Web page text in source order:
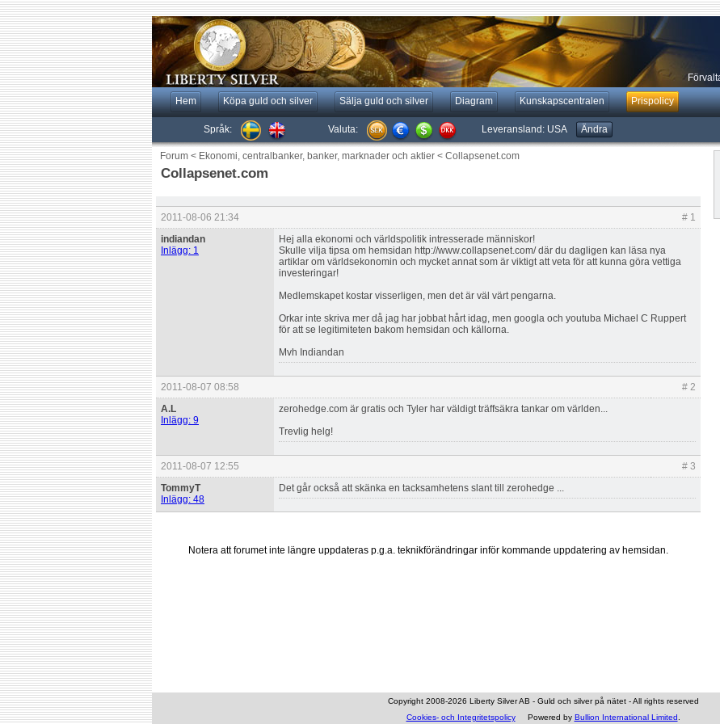
Hem Köpa guld och silver Sälja guld och silver Diagram Kunskapscentralen Prispolicy
Språk: Valuta: Leveransland: USA Ändra
Forum < Ekonomi, centralbanker, banker, marknader och aktier < Collapsenet.com
Collapsenet.com
2011-08-06 21:34
# 1
indiandan
Inlägg: 1
Hej alla ekonomi och världspolitik intresserade människor!
Skulle vilja tipsa om hemsidan http://www.collapsenet.com/ där du dagligen kan läsa nya
artiklar om världsekonomin och mycket annat som är viktigt att veta för att kunna göra vettiga
investeringar!
Medlemskapet kostar visserligen, men det är väl värt pengarna.
Orkar inte skriva mer då jag har jobbat hårt idag, men googla och youtuba Michael C Ruppert
för att se legitimiteten bakom hemsidan och källorna.
Mvh Indiandan
2011-08-07 08:58
# 2
A.L
Inlägg: 9
zerohedge.com är gratis och Tyler har väldigt träffsäkra tankar om världen...
Trevlig helg!
2011-08-07 12:55
# 3
TommyT
Inlägg: 48
Det går också att skänka en tacksamhetens slant till zerohedge ...
Notera att forumet inte längre uppdateras p.g.a. teknikförändringar inför kommande uppdatering av hemsidan.
Copyright 2008-2026 Liberty Silver AB - Guld och silver på nätet - All rights reserved
Cookies- och IntegritetspolicyPowered by Bullion International Limited